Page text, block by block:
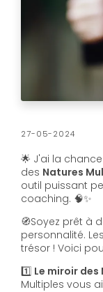
27-05-2024
🌟 J'ai la
des Natures
outil puissant
coaching. 🧠✨
🧭Soyez prêt à
personnalité.
trésor ! Voici
1️⃣ Le miroir
Multiples vous